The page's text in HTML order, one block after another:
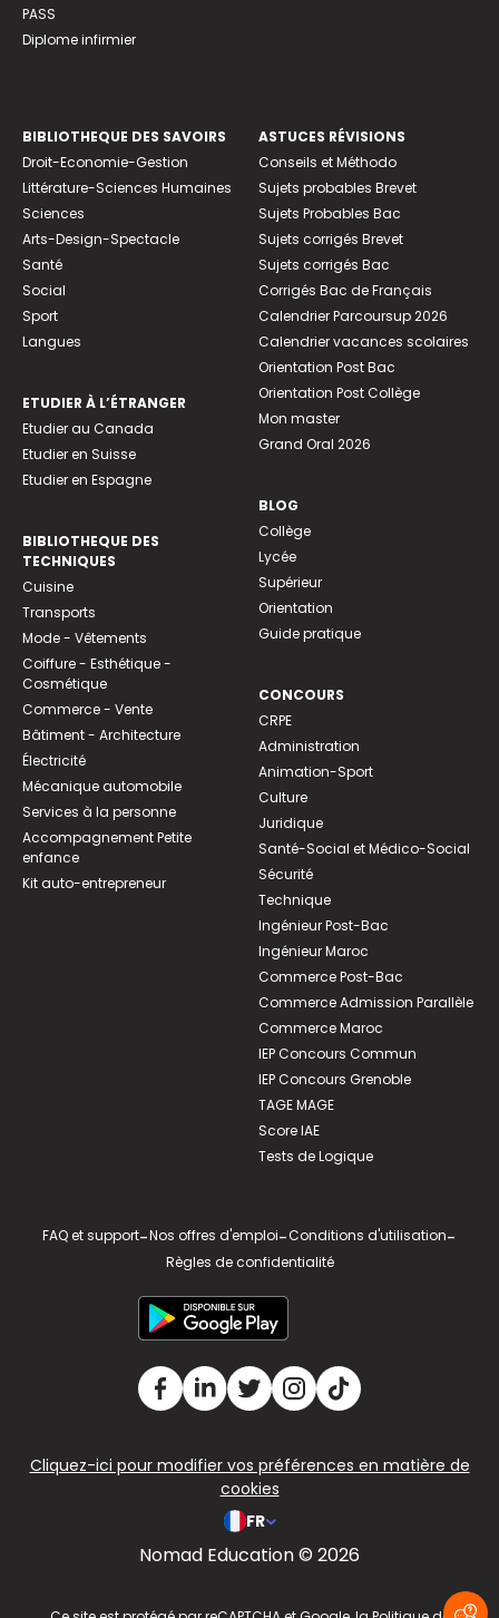
PASS
Diplome infirmier
BIBLIOTHEQUE DES SAVOIRS
Droit-Economie-Gestion
Littérature-Sciences Humaines
Sciences
Arts-Design-Spectacle
Santé
Social
Sport
Langues
ETUDIER À L’ÉTRANGER
Etudier au Canada
Etudier en Suisse
Etudier en Espagne
BIBLIOTHEQUE DES
TECHNIQUES
Cuisine
Transports
Mode - Vêtements
Coiffure - Esthétique -
Cosmétique
Commerce - Vente
Bâtiment - Architecture
Électricité
Mécanique automobile
Services à la personne
Accompagnement Petite
enfance
Kit auto-entrepreneur
ASTUCES RÉVISIONS
Conseils et Méthodo
Sujets probables Brevet
Sujets Probables Bac
Sujets corrigés Brevet
Sujets corrigés Bac
Corrigés Bac de Français
Calendrier Parcoursup 2026
Calendrier vacances scolaires
Orientation Post Bac
Orientation Post Collège
Mon master
Grand Oral 2026
BLOG
Collège
Lycée
Supérieur
Orientation
Guide pratique
CONCOURS
CRPE
Administration
Animation-Sport
Culture
Juridique
Santé-Social et Médico-Social
Sécurité
Technique
Ingénieur Post-Bac
Ingénieur Maroc
Commerce Post-Bac
Commerce Admission Parallèle
Commerce Maroc
IEP Concours Commun
IEP Concours Grenoble
TAGE MAGE
Score IAE
Tests de Logique
FAQ et support-Nos offres d'emploi-Conditions d'utilisation-
Règles de confidentialité
Cliquez-ici pour modifier vos préférences en matière de
cookies
FR
Nomad Education © 2026